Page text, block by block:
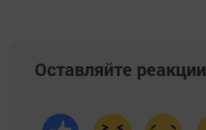
Оставляйте реакции